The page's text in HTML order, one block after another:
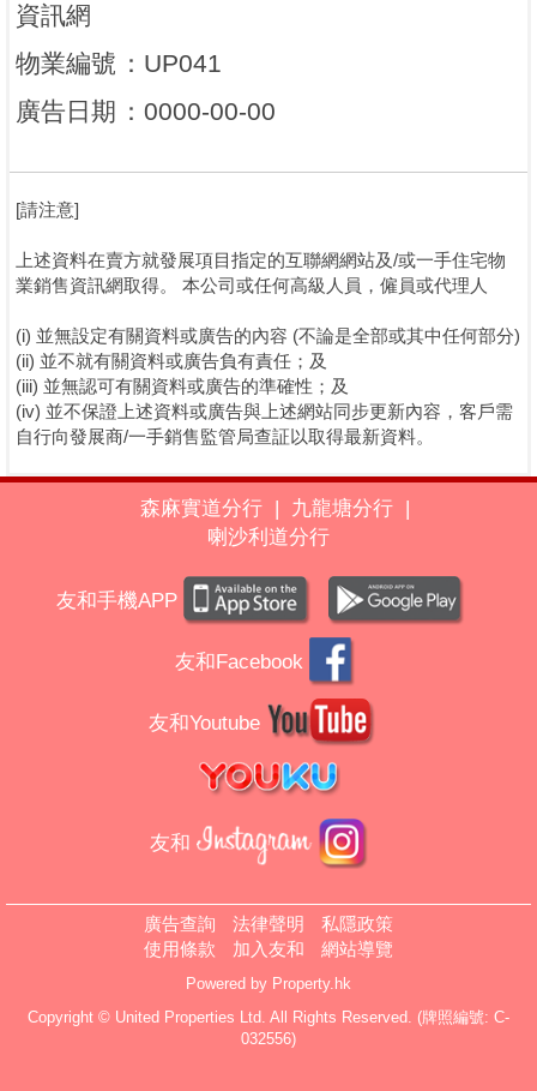
資訊網
物業編號 ： UP041
廣告日期 ： 0000-00-00
[請注意]
上述資料在賣方就發展項目指定的互聯網網站及/或一手住宅物
業銷售資訊網取得。 本公司或任何高級人員，僱員或代理人
(i) 並無設定有關資料或廣告的內容 (不論是全部或其中任何部分)
(ii) 並不就有關資料或廣告負有責任；及
(iii) 並無認可有關資料或廣告的準確性；及
(iv) 並不保證上述資料或廣告與上述網站同步更新內容，客戶需
自行向發展商/一手銷售監管局查証以取得最新資料。
森麻實道分行 九龍塘分行
喇沙利道分行
友和手機APP
友和Facebook
友和Youtube
友和
廣告查詢 法律聲明
私隱政策
使用條款
加入友和 網站導覽
Powered by Property.hk
Copyright © United Properties Ltd. All Rights Reserved. (牌照編號: C-
032556)